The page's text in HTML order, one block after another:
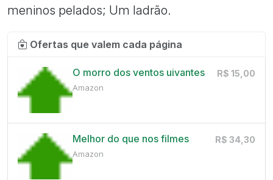
meninos pelados; Um ladrão.
Ofertas que valem cada página
O morro dos ventos uivantes
Amazon
R$ 15,00
Melhor do que nos filmes
Amazon
R$ 34,30